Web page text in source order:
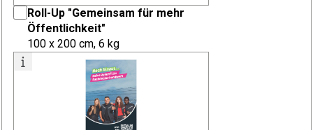
Roll-Up "Gemeinsam für mehr
Öffentlichkeit"
100 x 200 cm, 6 kg